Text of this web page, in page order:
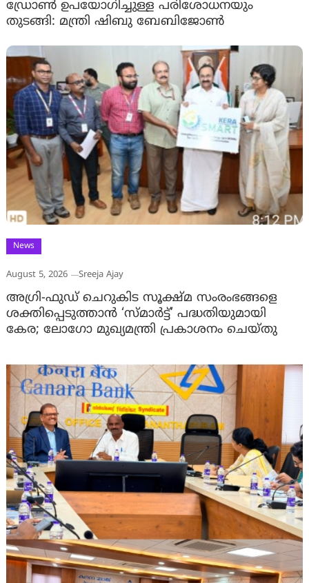
ഡ്രോണ്‍ ഉപയോഗിച്ചുള്ള പരിശോധനയും
തുടങ്ങി: മന്ത്രി ഷിബു ബേബിജോണ്‍
News
August 5, 2026 Sreeja Ajay
അഗ്രി-ഫുഡ് ചെറുകിട സൂക്ഷ്മ സംരംഭങ്ങളെ
ശക്തിപ്പെടുത്താന്‍ ‘സ്മാര്‍ട്ട്’ പദ്ധതിയുമായി
കേര; ലോഗോ മുഖ്യമന്ത്രി പ്രകാശനം ചെയ്തു